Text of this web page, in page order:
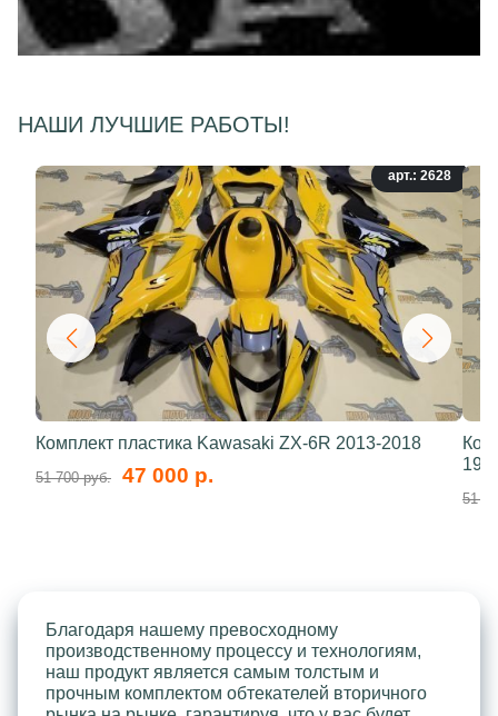
НАШИ ЛУЧШИЕ РАБОТЫ!
арт.: 2628
Комплект пластика Kawasaki ZX-6R 2013-2018
51 700 руб. 47 000 р.
51
Благодаря нашему превосходному
производственному процессу и технологиям,
наш продукт является самым толстым и
прочным комплектом обтекателей вторичного